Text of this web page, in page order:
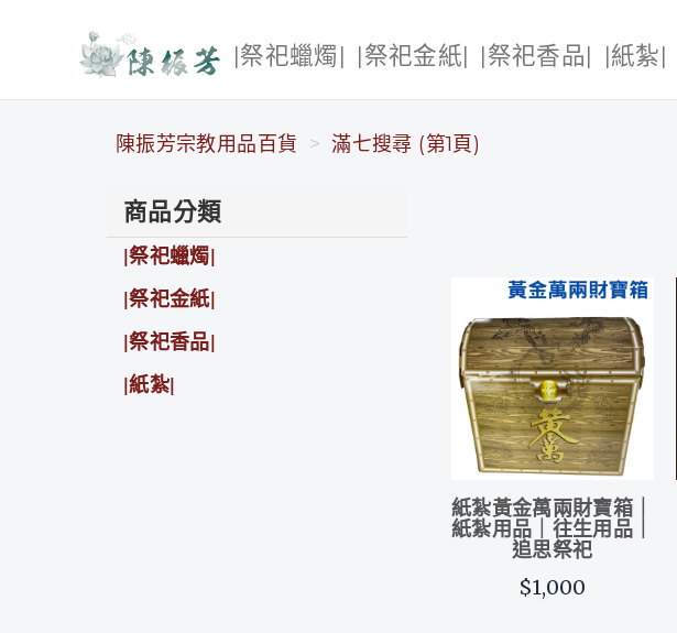
陳振芳宗教用品百貨
|祭祀蠟燭| |祭祀金紙| |祭祀香品| |紙紮|
陳振芳宗教用品百貨 滿七搜尋 (第1頁)
商品分類
|祭祀蠟燭|
|祭祀金紙|
|祭祀香品|
|紙紮|
紙紮黃金萬兩財寶箱｜
紙紮用品｜往生用品｜
追思祭祀
$1,000